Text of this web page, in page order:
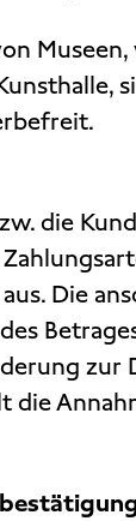
die
Die
zur
die